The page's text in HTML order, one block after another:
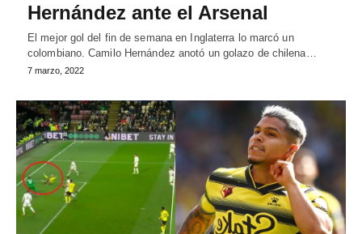
Hernández ante el Arsenal
El mejor gol del fin de semana en Inglaterra lo marcó un
colombiano. Camilo Hernández anotó un golazo de chilena…
7 marzo, 2022